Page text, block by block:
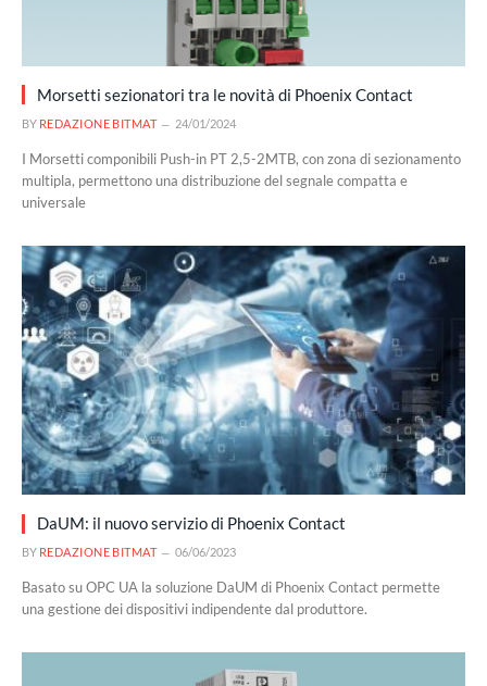
Morsetti sezionatori tra le novità di Phoenix Contact
BY REDAZIONE BITMAT 24/01/2024
I Morsetti componibili Push-in PT 2,5-2MTB, con zona di sezionamento
multipla, permettono una distribuzione del segnale compatta e
universale
DaUM: il nuovo servizio di Phoenix Contact
BY REDAZIONE BITMAT 06/06/2023
Basato su OPC UA la soluzione DaUM di Phoenix Contact permette
una gestione dei dispositivi indipendente dal produttore.